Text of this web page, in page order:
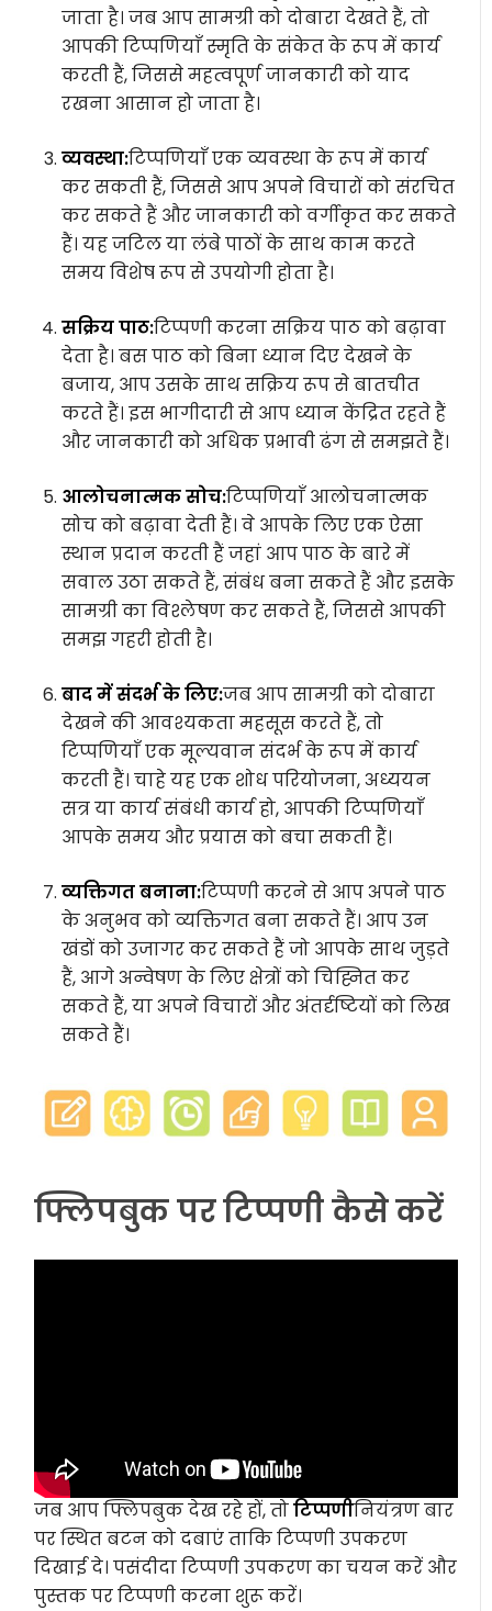
जाता है। जब आप सामग्री को दोबारा देखते हैं, तो
आपकी टिप्पणियाँ स्मृति के संकेत के रूप में कार्य
करती हैं, जिससे महत्वपूर्ण जानकारी को याद
रखना आसान हो जाता है।
व्यवस्था:टिप्पणियाँ एक व्यवस्था के रूप में कार्य
कर सकती हैं, जिससे आप अपने विचारों को संरचित
कर सकते हैं और जानकारी को वर्गीकृत कर सकते
हैं। यह जटिल या लंबे पाठों के साथ काम करते
समय विशेष रूप से उपयोगी होता है।
सक्रिय पाठ:टिप्पणी करना सक्रिय पाठ को बढ़ावा
देता है। बस पाठ को बिना ध्यान दिए देखने के
बजाय, आप उसके साथ सक्रिय रूप से बातचीत
करते हैं। इस भागीदारी से आप ध्यान केंद्रित रहते हैं
और जानकारी को अधिक प्रभावी ढंग से समझते हैं।
आलोचनात्मक सोच:टिप्पणियाँ आलोचनात्मक
सोच को बढ़ावा देती हैं। वे आपके लिए एक ऐसा
स्थान प्रदान करती हैं जहां आप पाठ के बारे में
सवाल उठा सकते हैं, संबंध बना सकते हैं और इसके
सामग्री का विश्लेषण कर सकते हैं, जिससे आपकी
समझ गहरी होती है।
बाद में संदर्भ के लिए:जब आप सामग्री को दोबारा
देखने की आवश्यकता महसूस करते हैं, तो
टिप्पणियाँ एक मूल्यवान संदर्भ के रूप में कार्य
करती हैं। चाहे यह एक शोध परियोजना, अध्ययन
सत्र या कार्य संबंधी कार्य हो, आपकी टिप्पणियाँ
आपके समय और प्रयास को बचा सकती हैं।
व्यक्तिगत बनाना:टिप्पणी करने से आप अपने पाठ
के अनुभव को व्यक्तिगत बना सकते हैं। आप उन
खंडों को उजागर कर सकते हैं जो आपके साथ जुड़ते
हैं, आगे अन्वेषण के लिए क्षेत्रों को चिह्नित कर
सकते हैं, या अपने विचारों और अंतर्दृष्टियों को लिख
सकते हैं।
फ्लिपबुक पर टिप्पणी कैसे करें
जब आप फ्लिपबुक देख रहे हों, तोटिप्पणीनियंत्रण बार
पर स्थित बटन को दबाएं ताकि टिप्पणी उपकरण
दिखाई दे। पसंदीदा टिप्पणी उपकरण का चयन करें और
पुस्तक पर टिप्पणी करना शुरू करें।